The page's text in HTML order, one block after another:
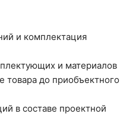
и комплектация
и материалов
товара до приобъектного
в составе проектной